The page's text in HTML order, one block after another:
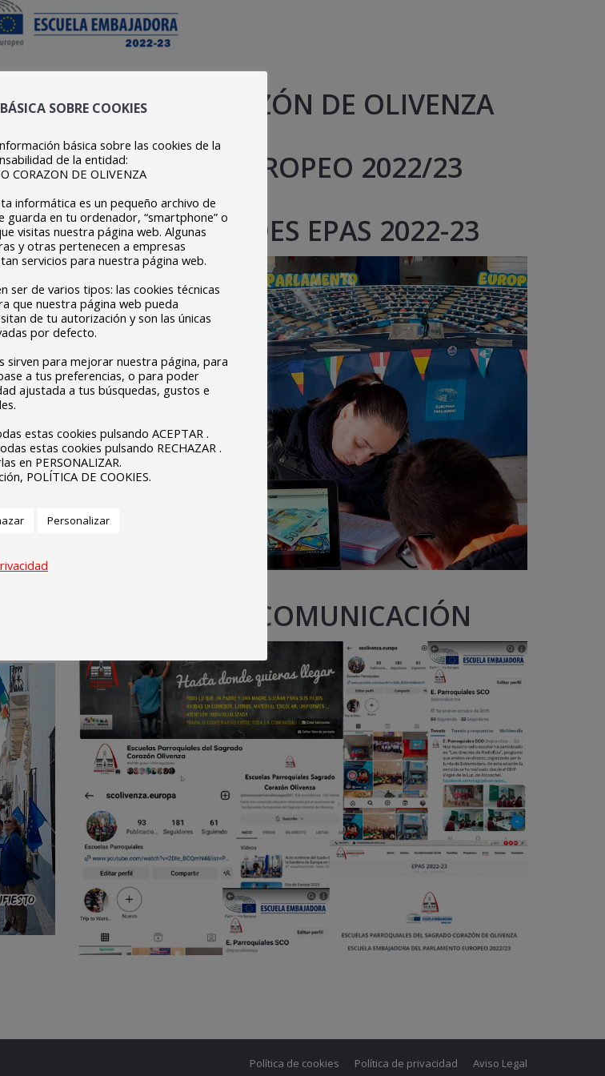
SAGRADO CORAZÓN DE OLIVENZA
PARLAMENTO EUROPEO 2022/23
ACTIVIDADES EPAS 2022-23
DOSSIER COMUNICACIÓN
Política de cookies Política de privacidad Aviso Legal
SOBRE COOKIES
básica sobre las cookies de la
de la entidad:
CORAZON DE OLIVENZA
informática es un pequeño archivo de
guarda en tu ordenador, “smartphone” o
visitas nuestra página web. Algunas
y otras pertenecen a empresas
servicios para nuestra página web.
ser de varios tipos: las cookies técnicas
que nuestra página web pueda
de tu autorización y son las únicas
por defecto.
sirven para mejorar nuestra página, para
a tus preferencias, o para poder
ajustada a tus búsquedas, gustos e
estas cookies pulsando ACEPTAR .
estas cookies pulsando RECHAZAR .
en PERSONALIZAR.
POLÍTICA DE COOKIES.
Personalizar